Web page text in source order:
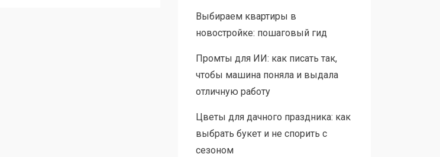
Выбираем квартиры в
новостройке: пошаговый гид
Промты для ИИ: как писать так,
чтобы машина поняла и выдала
отличную работу
Цветы для дачного праздника: как
выбрать букет и не спорить с
сезоном